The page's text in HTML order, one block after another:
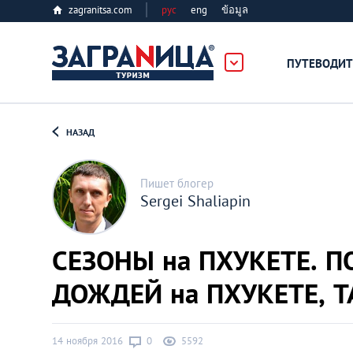
zagranitsa.com рус eng ข้อมูล
Астана
Афины
НАЗАД
Пишет блогер
Sergei Shaliapin
СЕЗОНЫ на ПХУКЕТЕ.
ДОЖДЕЙ на ПХУКЕТЕ,
14 ноября 2016 0 5592